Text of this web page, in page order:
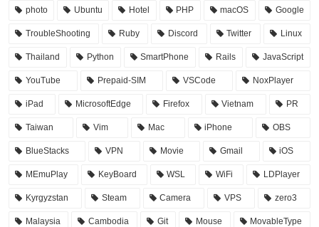
photo Ubuntu Hotel PHP macOS Google
TroubleShooting Ruby Discord Twitter Linux
Thailand Python SmartPhone Rails JavaScript
YouTube Prepaid-SIM VSCode NoxPlayer
iPad MicrosoftEdge Firefox Vietnam PR
Taiwan Vim Mac iPhone OBS
BlueStacks VPN Movie Gmail iOS
MEmuPlay KeyBoard WSL WiFi LDPlayer
Kyrgyzstan Steam Camera VPS zero3
Malaysia Cambodia Git Mouse MovableType